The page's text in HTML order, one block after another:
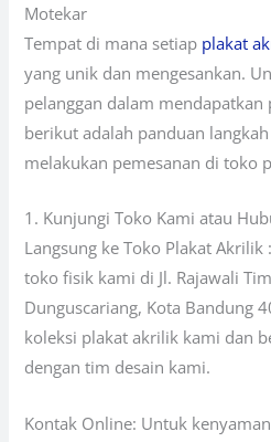
Motekar
Tempat di mana setiap plakat
yang unik dan mengesankan.
pelanggan dalam
berikut adalah panduan
melakukan pemesanan di toko
1. Kunjungi Toko Kami atau
Langsung ke Toko Plakat
toko fisik kami di Jl. Rajawali
Dunguscariang, Kota Bandung
koleksi plakat akrilik kami dan
dengan tim desain kami.
Kontak Online: Untuk